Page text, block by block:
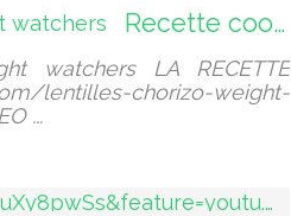
Recette cookeo lentilles chorizo weight watchers
watchers LA RECETTE
lentilles-chorizo-weight-
...
https://www.youtube.com/watch?v=X10uXy8pwSs&feature=youtu.be